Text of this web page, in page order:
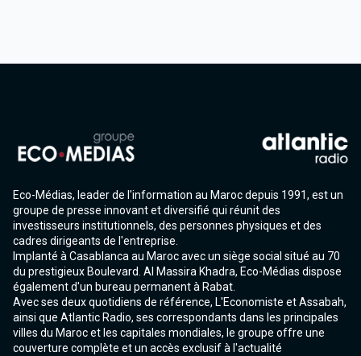
Eco-Médias, leader de l'information au Maroc depuis 1991, est un
groupe de presse innovant et diversifié qui réunit des
investisseurs institutionnels, des personnes physiques et des
cadres dirigeants de l'entreprise.
Implanté à Casablanca au Maroc avec un siège social situé au 70
du prestigieux Boulevard. Al Massira Khadra, Eco-Médias dispose
également d'un bureau permanent à Rabat.
Avec ses deux quotidiens de référence, L'Economiste et Assabah,
ainsi que Atlantic Radio, ses correspondants dans les principales
villes du Maroc et les capitales mondiales, le groupe offre une
couverture complète et un accès exclusif à l'actualité